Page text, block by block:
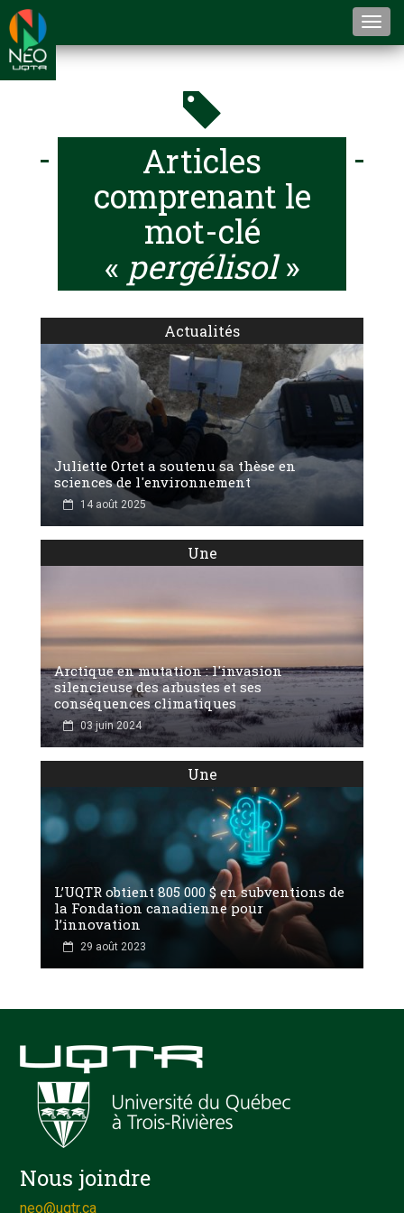
Articles
comprenant le
mot-clé
« pergélisol»
Actualités
Juliette Ortet a soutenu sa thèse en
sciences de l'environnement
14 août 2025
Une
Arctique en mutation : l'invasion
silencieuse des arbustes et ses
conséquences climatiques
03 juin 2024
Une
L’UQTR obtient 805 000 $ en subventions de
la Fondation canadienne pour
l’innovation
29 août 2023
Nous joindre
neo@uqtr.ca